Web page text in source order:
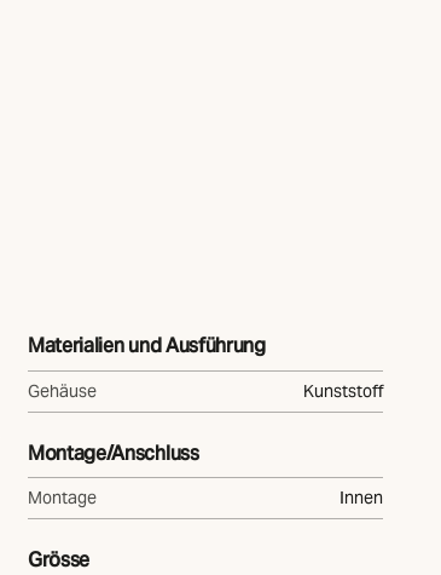
Materialien und Ausführung
Gehäuse Kunststoff
Montage/Anschluss
Montage Innen
Grösse